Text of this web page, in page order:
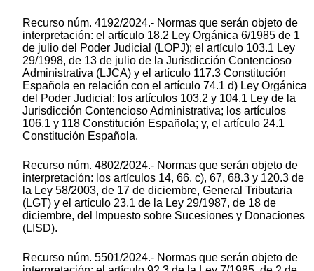
Recurso núm. 4192/2024.- Normas que serán objeto de
interpretación: el artículo 18.2 Ley Orgánica 6/1985 de 1
de julio del Poder Judicial (LOPJ); el artículo 103.1 Ley
29/1998, de 13 de julio de la Jurisdicción Contencioso
Administrativa (LJCA) y el artículo 117.3 Constitución
Española en relación con el artículo 74.1 d) Ley Orgánica
del Poder Judicial; los artículos 103.2 y 104.1 Ley de la
Jurisdicción Contencioso Administrativa; los artículos
106.1 y 118 Constitución Española; y, el artículo 24.1
Constitución Española.
Recurso núm. 4802/2024.- Normas que serán objeto de
interpretación: los artículos 14, 66. c), 67, 68.3 y 120.3 de
la Ley 58/2003, de 17 de diciembre, General Tributaria
(LGT) y el artículo 23.1 de la Ley 29/1987, de 18 de
diciembre, del Impuesto sobre Sucesiones y Donaciones
(LISD).
Recurso núm. 5501/2024.- Normas que serán objeto de